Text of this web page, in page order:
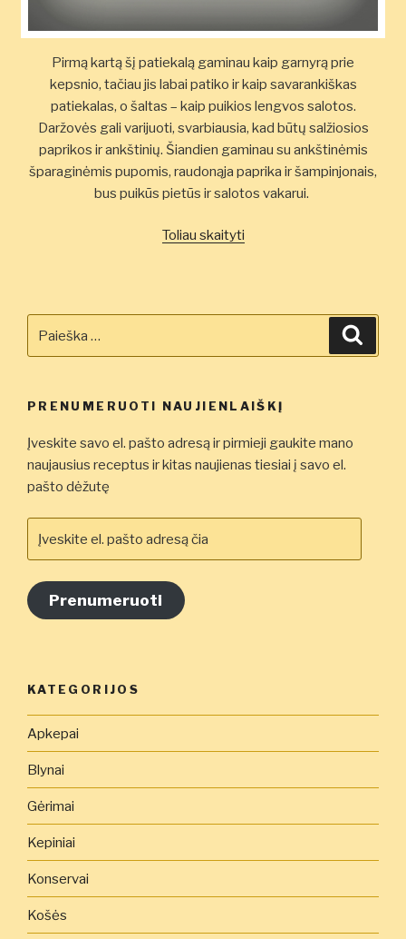
Pirmą kartą šį patiekalą gaminau kaip garnyrą prie
kepsnio, tačiau jis labai patiko ir kaip savarankiškas
patiekalas, o šaltas – kaip puikios lengvos salotos.
Daržovės gali varijuoti, svarbiausia, kad būtų salžiosios
paprikos ir ankštinių. Šiandien gaminau su ankštinėmis
šparaginėmis pupomis, raudonąja paprika ir šampinjonais,
bus puikūs pietūs ir salotos vakarui.
Toliau skaityti„Kuskuso
PRENUMERUOTI NAUJIENLAIŠKĮ
Įveskite savo el. pašto adresą ir pirmieji gaukite mano
naujausius receptus ir kitas naujienas tiesiai į savo el.
pašto dėžutę
el.
adresą
čia
Prenumeruoti
KATEGORIJOS
Apkepai
Blynai
Gėrimai
Kepiniai
Konservai
Košės